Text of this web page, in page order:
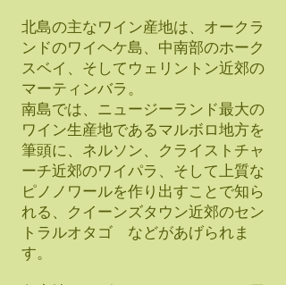
北島の主なワイン産地は、オークラ
ンドのワイヘケ島、中南部のホーク
スベイ、そしてウェリントン近郊の
マーティンバラ。
南島では、ニュージーランド最大の
ワイン生産地であるマルボロ地方を
筆頭に、ネルソン、クライストチャ
ーチ近郊のワイパラ、そして上質な
ピノノワールを作り出すことで知ら
れる、クイーンズタウン近郊のセン
トラルオタゴ などがあげられま
す。